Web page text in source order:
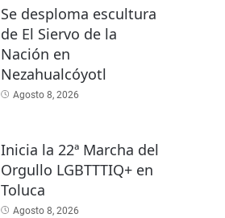
Se desploma escultura
de El Siervo de la
Nación en
Nezahualcóyotl
Agosto 8, 2026
Inicia la 22ª Marcha del
Orgullo LGBTTTIQ+ en
Toluca
Agosto 8, 2026